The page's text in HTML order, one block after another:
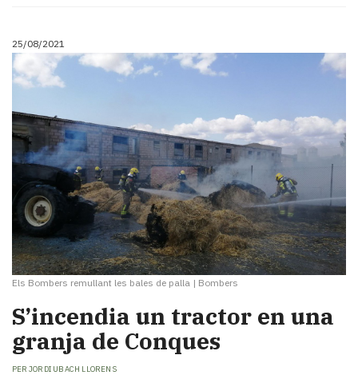
25/08/2021
Els Bombers remullant les bales de palla | Bombers
S’incendia un tractor en una
granja de Conques
PER JORDI UBACH LLORENS